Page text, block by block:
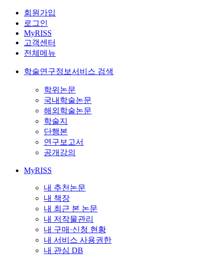
회원가입
로그인
MyRISS
고객센터
전체메뉴
학술연구정보서비스 검색
학위논문
국내학술논문
해외학술논문
학술지
단행본
연구보고서
공개강의
MyRISS
내 추천논문
내 책장
내 최근 본 논문
내 저작물관리
내 구매·신청 현황
내 서비스 사용권한
내 관심 DB